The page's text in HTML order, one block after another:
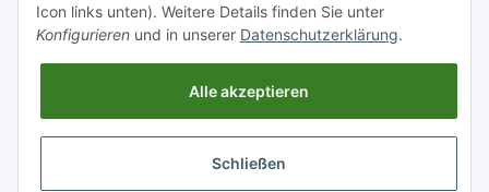
Icon links unten). Weitere Details finden Sie unter
Konfigurieren und in unserer Datenschutzerklärung.
Alle akzeptieren
Schließen